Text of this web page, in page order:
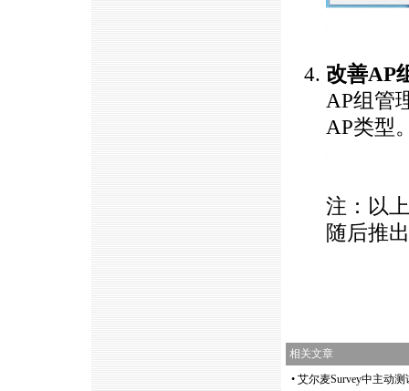
改善AP
AP组管
AP类型
注：以
随后推
相关文章
• 艾尔麦Survey中主动